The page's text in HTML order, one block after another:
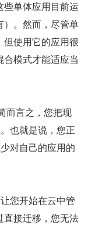
单体应用目前运
）。然而，尽管单
使用它的应用很
模式才能适应当
而言之，您把现
也就是说，您正
对自己的应用的
您开始在云中管
直接迁移，您无法